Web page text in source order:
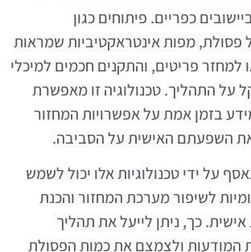
כפריים. פיתוחים כגון
פסולת, מפות אינטראקטיביות שמראות
למחזר פריטים, והתקנים חכמים למיכלי
על התהליך. טכנולוגיה זו מאפשרת
בזמן אמת על אפשרויות המחזור
השפעתם האישית על הסביבה.
על ידי טכנולוגיות אלו יכול לשמש
לשיפור מערכת המחזור והכנת
כך, ניתן לייעל את תהליך
המודעות ולצמצם את כמות הפסולת